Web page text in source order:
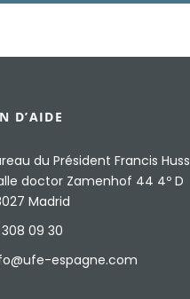
D’AIDE
du Président Francis Huss
doctor Zamenhof 44 4º D
Madrid
308 09 30
espagne.com